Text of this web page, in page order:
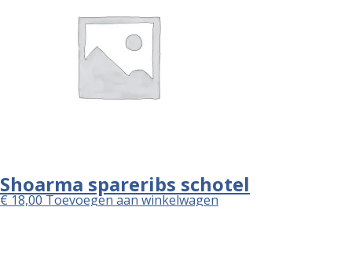
Shoarma spareribs schotel
€18,00Toevoegen aan winkelwagen